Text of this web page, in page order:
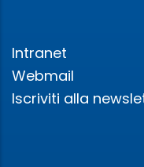
Intranet
Webmail
Iscriviti alla